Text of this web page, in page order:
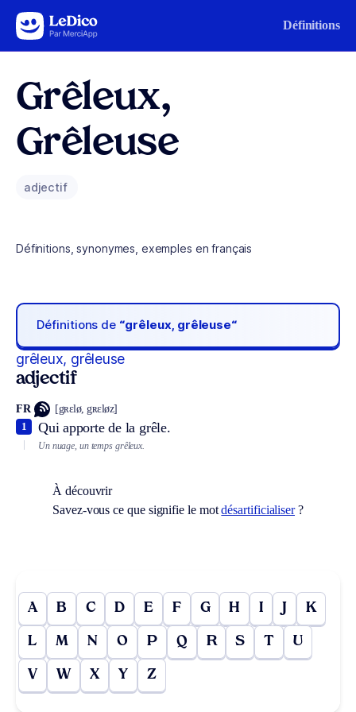
Aller au contenu Définitions
Grêleux,
Grêleuse
adjectif
Définitions, synonymes, exemples en français
Définitions de “grêleux, grêleuse“
grêleux, grêleuse
adjectif
FR [gʀɛlø, gʀɛløz]
Qui apporte de la grêle.
1
Un nuage, un temps grêleux.
À découvrir
Savez-vous ce que signifie le motdésartificialiser?
A B C D E F G H I J K
L M N O P Q R S T U
V W X Y Z